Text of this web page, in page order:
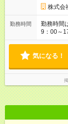
株式会
勤務時間
勤務時間
9：00～
す！ ★お
気になる！